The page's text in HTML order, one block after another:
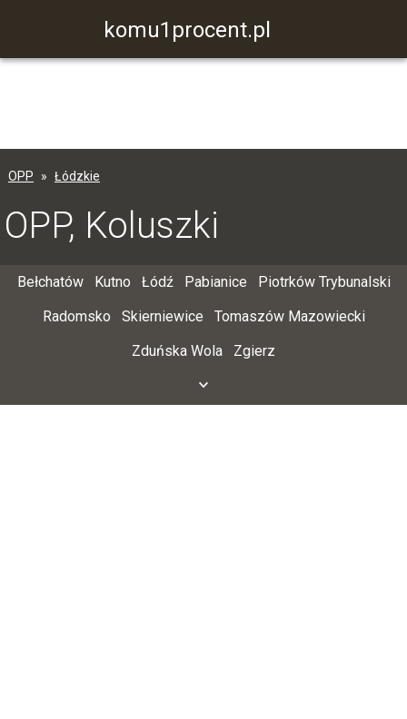
komu1procent.pl
OPP Łódzkie
OPP, Koluszki
Bełchatów Kutno Łódź Pabianice
Piotrków Trybunalski
Radomsko
Skierniewice
Tomaszów Mazowiecki
Zduńska Wola
Zgierz